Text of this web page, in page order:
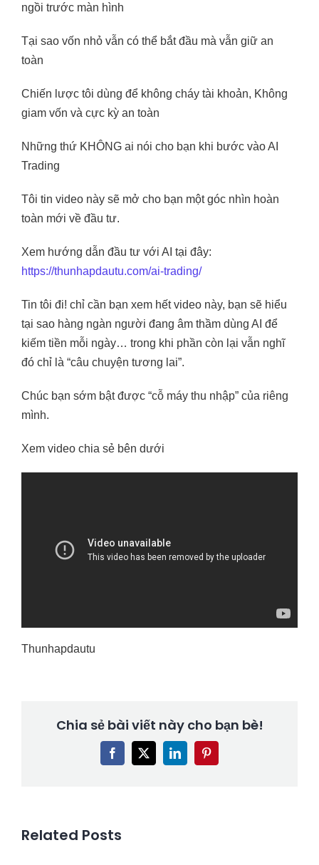
ngồi trước màn hình
Tại sao vốn nhỏ vẫn có thể bắt đầu mà vẫn giữ an
toàn
Chiến lược tôi dùng để không cháy tài khoản, Không
giam vốn và cực kỳ an toàn
Những thứ KHÔNG ai nói cho bạn khi bước vào AI
Trading
Tôi tin video này sẽ mở cho bạn một góc nhìn hoàn
toàn mới về đầu tư.
Xem hướng dẫn đầu tư với AI tại đây:
https://thunhapdautu.com/ai-trading/
Tin tôi đi! chỉ cần bạn xem hết video này, bạn sẽ hiểu
tại sao hàng ngàn người đang âm thầm dùng AI để
kiếm tiền mỗi ngày… trong khi phần còn lại vẫn nghĩ
đó chỉ là “câu chuyện tương lai”.
Chúc bạn sớm bật được “cỗ máy thu nhập” của riêng
mình.
Xem video chia sẻ bên dưới
Thunhapdautu
Chia sẻ bài viết này cho bạn bè!
Facebook
X LinkedInPinterest
Related Posts